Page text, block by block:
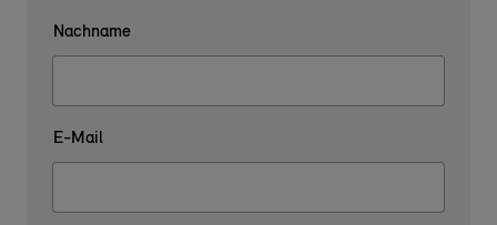
Nachname
E-Mail